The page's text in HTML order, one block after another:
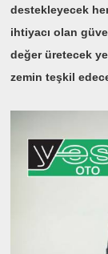
destekleyecek
ihtiyacı olan
değer üretecek
zemin teşkil